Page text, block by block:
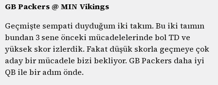
GB Packers @ MIN Vikings
Geçmişte sempati duyduğum iki takım. Bu iki taımın
bundan 3 sene önceki mücadelelerinde bol TD ve
yüksek skor izlerdik. Fakat düşük skorla geçmeye çok
aday bir mücadele bizi bekliyor. GB Packers daha iyi
QB ile bir adım önde.